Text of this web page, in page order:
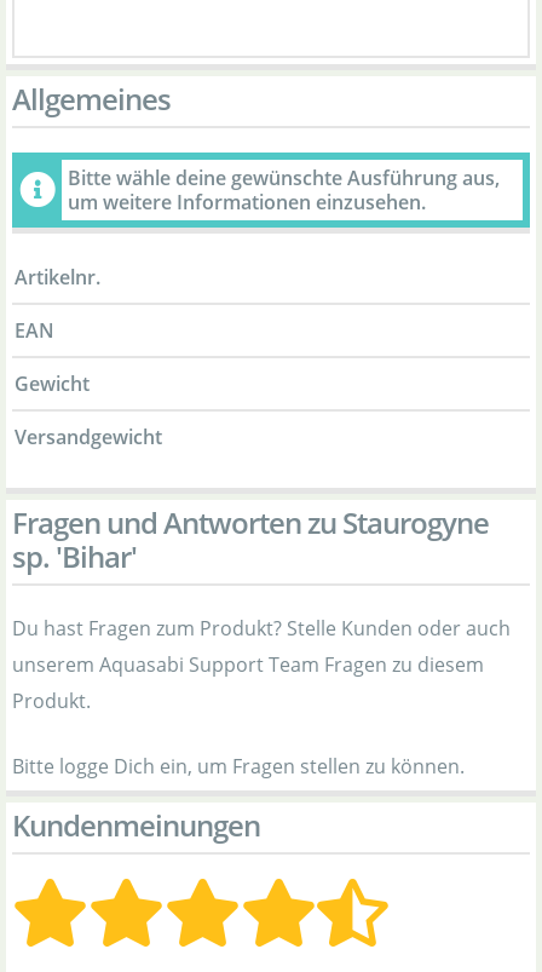
Allgemeines
Bitte wähle deine gewünschte Ausführung aus,
um weitere Informationen einzusehen.
Artikelnr.
EAN
Gewicht
Versandgewicht
Fragen und Antworten zu Staurogyne
sp. 'Bihar'
Du hast Fragen zum Produkt? Stelle Kunden oder auch
unserem Aquasabi Support Team Fragen zu diesem
Produkt.
Bitte logge Dich ein, um Fragen stellen zu können.
Kundenmeinungen